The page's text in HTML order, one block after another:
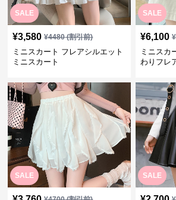
SALE
¥3,580 ¥4480(割引前)
ミニスカート フレアシルエット
ミニスカート
SALE
¥6,100 ¥
ミニスカ
わりフレ
SALE SALE